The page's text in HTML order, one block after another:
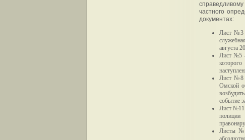
частного
документах:
Лист №3
августа
Лист №5
Лист №8
Омской
событие
Лист №11
Листы